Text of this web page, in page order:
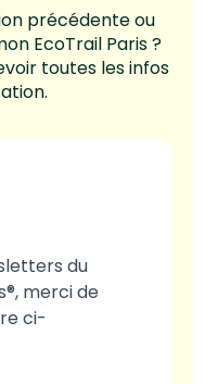
précédente ou
EcoTrail Paris ?
toutes les infos